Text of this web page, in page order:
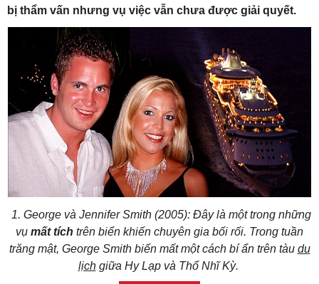
bị thẩm vấn nhưng vụ việc vẫn chưa được giải quyết.
1. George và Jennifer Smith (2005): Đây là một trong những
vụ mất tích trên biển khiến chuyên gia bối rối. Trong tuần
trăng mật, George Smith biến mất một cách bí ẩn trên tàu du
lịchgiữa Hy Lạp và Thổ Nhĩ Kỳ.